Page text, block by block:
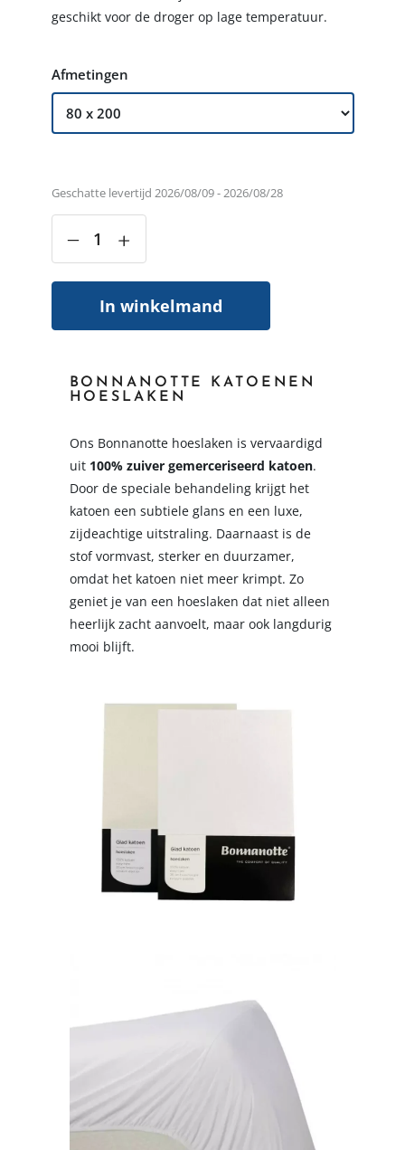
geschikt voor de droger op lage temperatuur.
Afmetingen
Geschatte levertijd 2026/08/09 - 2026/08/28
‒ +
In winkelmand
BONNANOTTE KATOENEN
HOESLAKEN
Ons Bonnanotte hoeslaken is vervaardigd
uit 100% zuiver gemerceriseerd katoen.
Door de speciale behandeling krijgt het
katoen een subtiele glans en een luxe,
zijdeachtige uitstraling. Daarnaast is de
stof vormvast, sterker en duurzamer,
omdat het katoen niet meer krimpt. Zo
geniet je van een hoeslaken dat niet alleen
heerlijk zacht aanvoelt, maar ook langdurig
mooi blijft.